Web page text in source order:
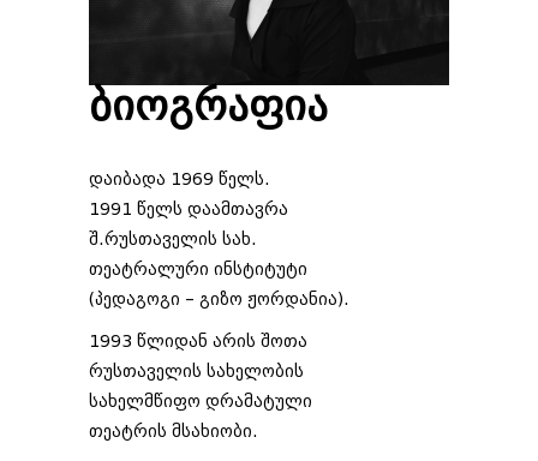
ბიოგრაფია
დაიბადა 1969 წელს.
1991 წელს დაამთავრა
შ.რუსთაველის სახ.
თეატრალური ინსტიტუტი
(პედაგოგი – გიზო ჟორდანია).
1993 წლიდან არის შოთა
რუსთაველის სახელობის
სახელმწიფო დრამატული
თეატრის მსახიობი.